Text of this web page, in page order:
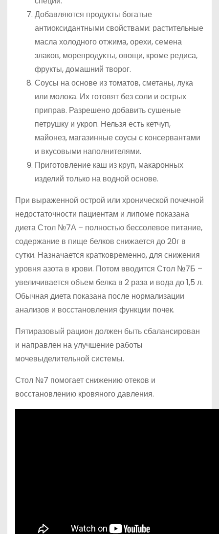
Добавляются продукты богатые
антиоксидантными свойствами: растительные
масла холодного отжима, орехи, семена
злаков, морепродукты, овощи, кроме редиса,
фрукты, домашний творог.
Соусы на основе из томатов, сметаны, лука
или молока. Их готовят без соли и острых
приправ. Разрешено добавить сушеные
петрушку и укроп. Нельзя есть кетчуп,
майонез, магазинные соусы с консервантами
и вкусовыми наполнителями.
Приготовление каш из круп, макаронных
изделий только на водной основе.
При выраженной острой или хронической почечной
недостаточности пациентам и липоме показана
диета Стол №7А – полностью бессолевое питание,
содержание в пище белков снижается до 20г в
сутки. Назначается кратковременно, для снижения
уровня азота в крови. Потом вводится Стол №7Б –
увеличивается объем белка в 2 раза и вода до 1,5 л.
Обычная диета показана после нормализации
анализов и восстановления функции почек.
Пятиразовый рацион должен быть сбалансирован
и направлен на улучшение работы
мочевыделительной системы.
Стол №7 помогает снижению отеков и
восстановлению кровяного давления.